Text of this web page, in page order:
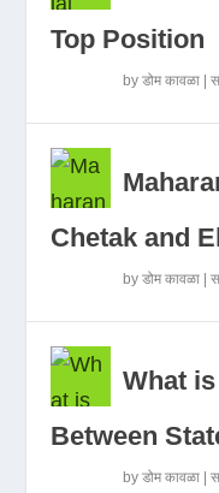
Top Position
byडोम कावळा |
Chetak and
byडोम कावळा |
What
Between
byडोम कावळा |